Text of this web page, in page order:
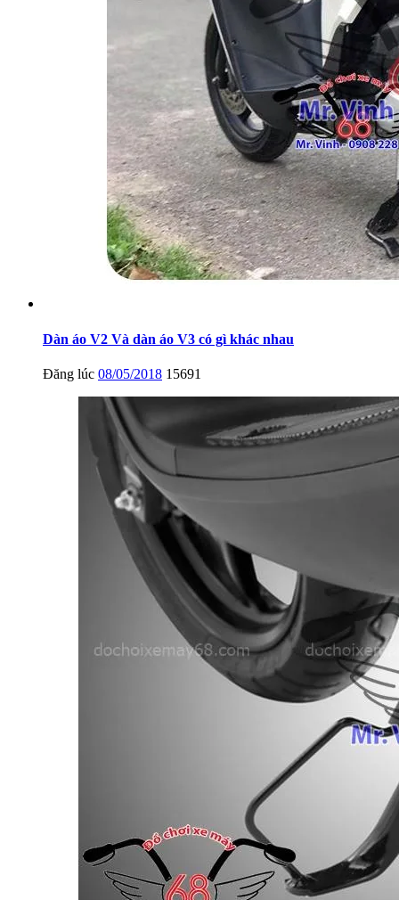
Dàn áo V2 Và dàn áo V3 có gì khác nhau
Đăng lúc 08/05/2018 15691